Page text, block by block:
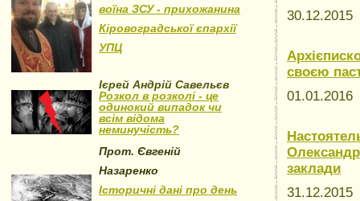
воїна ЗСУ - прихожанина
Кіровоградської єпархії
УПЦ
Ієрей Андрій Савельєв
Розкол в розколі - це
одинокий випадок чи
всім відома
неминучість?
Прот. Євгеній
Назаренко
Історичні дані про день
30.12.2015
своєю
01.01.2016
Олександр
заклади
31.12.2015